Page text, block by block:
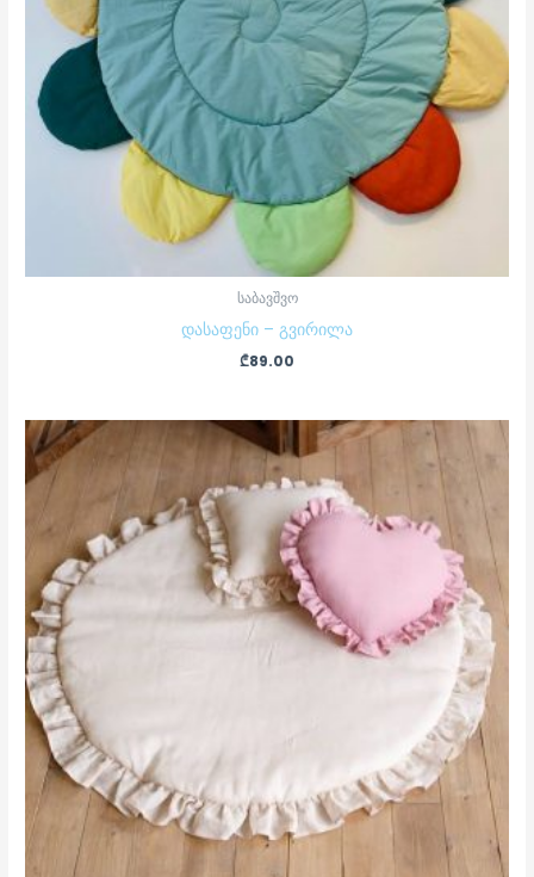
საბავშვო
დასაფენი – გვირილა
₾89.00